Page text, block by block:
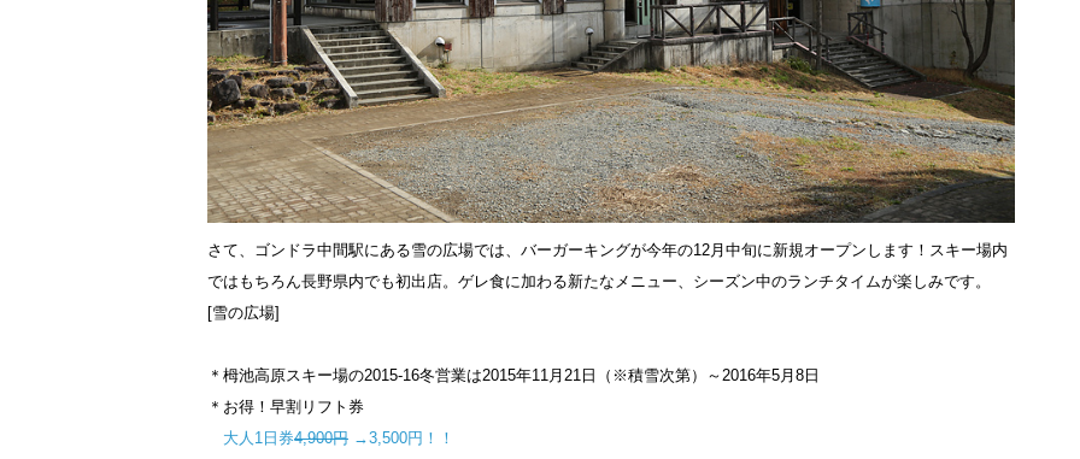
さて、ゴンドラ中間駅にある雪の広場では、バーガーキングが今年の12月中旬に新規オープンします！スキー場内
ではもちろん長野県内でも初出店。ゲレ食に加わる新たなメニュー、シーズン中のランチタイムが楽しみです。
[雪の広場]
＊栂池高原スキー場の2015-16冬営業は2015年11月21日（※積雪次第）～2016年5月8日
＊お得！早割リフト券
大人1日券4,900円 →3,500円！！